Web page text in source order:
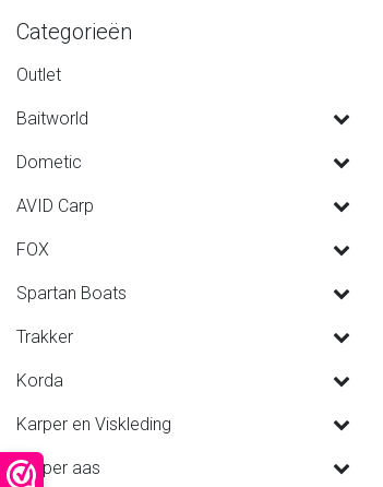
Categorieën
Outlet
Baitworld
Dometic
AVID Carp
FOX
Spartan Boats
Trakker
Korda
Karper en Viskleding
Karper aas